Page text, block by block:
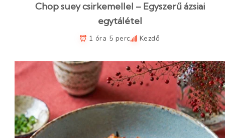
Chop suey csirkemellel – Egyszerű ázsiai
egytálétel
1 óra 5 perc Kezdő